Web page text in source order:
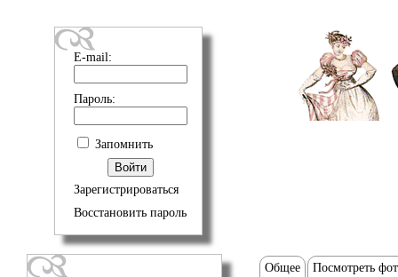
E-mail:
Пароль:
Запомнить
Зарегистрироваться
Восстановить пароль
Общее Посмотреть